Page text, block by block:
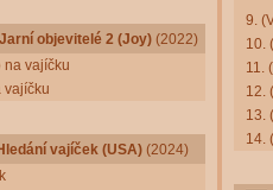
objevitelé 2 (Joy) (2022)
na vajíčku
vajíčku
vajíček (USA) (2024)
9.
10.
11.
12.
13.
14.